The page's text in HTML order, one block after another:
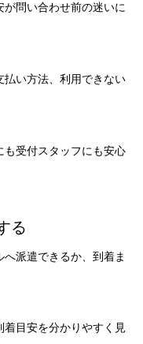
問い合わせ前の迷いに
い方法、利用できない
受付スタッフにも安心
る
派遣できるか、到着ま
目安を分かりやすく見